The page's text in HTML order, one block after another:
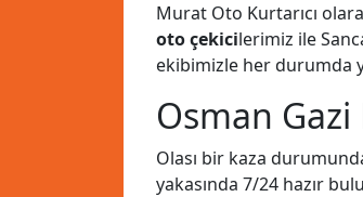
Murat Oto Kurtarıcı
oto çekicilerimiz ile
ekibimizle her durumda
Osman
Olası bir kaza
yakasında 7/24 hazır